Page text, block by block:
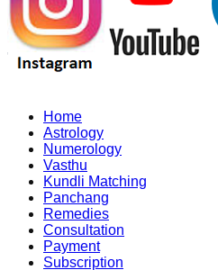
Home
Astrology
Numerology
Vasthu
Kundli Matching
Panchang
Remedies
Consultation
Payment
Subscription